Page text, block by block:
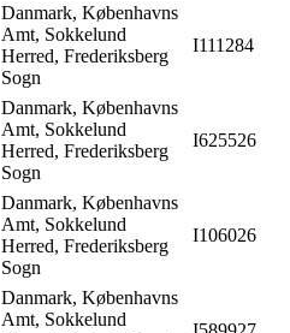
Danmark, Københavns
Amt, Sokkelund
Herred, Frederiksberg
Sogn
I111284
Danmark, Københavns
Amt, Sokkelund
Herred, Frederiksberg
Sogn
I625526
Danmark, Københavns
Amt, Sokkelund
Herred, Frederiksberg
Sogn
I106026
Danmark, Københavns
Amt, Sokkelund